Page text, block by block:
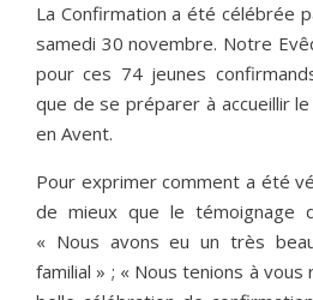
La Confirmation a été célébrée
samedi 30 novembre. Notre
pour ces 74 jeunes
que de se préparer à accueillir
en Avent.
Pour exprimer comment a été
de mieux que le témoignage
« Nous avons eu un très
familial » ; « Nous tenions à